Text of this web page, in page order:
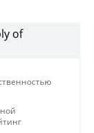
of